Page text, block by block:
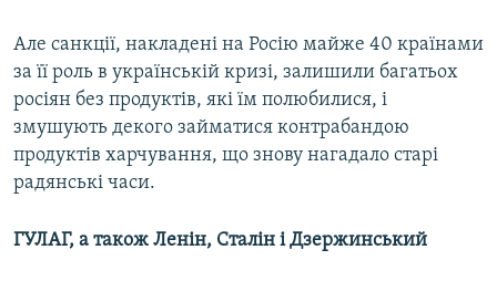
Але санкції, накладені на Росію майже 40 країнами
за її роль в українській кризі, залишили багатьох
росіян без продуктів, які їм полюбилися, і
змушують декого займатися контрабандою
продуктів харчування, що знову нагадало старі
радянські часи.
ГУЛАГ, а також Ленін, Сталін і Дзержинський